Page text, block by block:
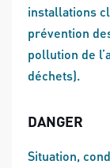
installations
prévention
pollution de
déchets).
DANGER
Situation,